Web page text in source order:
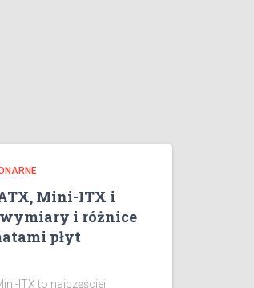
Mini-ITX i
i różnice
płyt
ITX to najczęściej